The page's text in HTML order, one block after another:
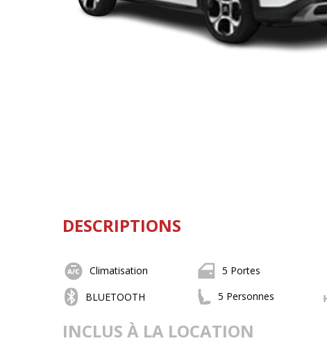
DESCRIPTIONS
Climatisation 5 Portes
BLUETOOTH
5 Personnes
INCLUS À LA LOCATION